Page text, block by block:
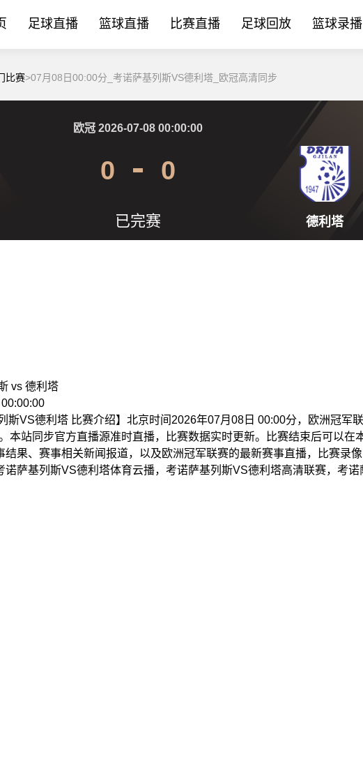
足球直播 篮球直播 比赛直播 足球回放 篮球录播
比赛>07月08日00:00分_考诺萨基列斯VS德利塔_欧冠高清同步
德利塔
欧冠 2026-07-08 00:00:00
0 0
已完赛
vs 德利塔
斯VS德利塔 比赛介绍】北京时间2026年07月08日 00:00分，欧洲冠军
本站同步官方直播源准时直播，比赛数据实时更新。比赛结束后可以在
结果、赛事相关新闻报道，以及欧洲冠军联赛的最新赛事直播，比赛录
诺萨基列斯VS德利塔体育云播，考诺萨基列斯VS德利塔高清联赛，考诺